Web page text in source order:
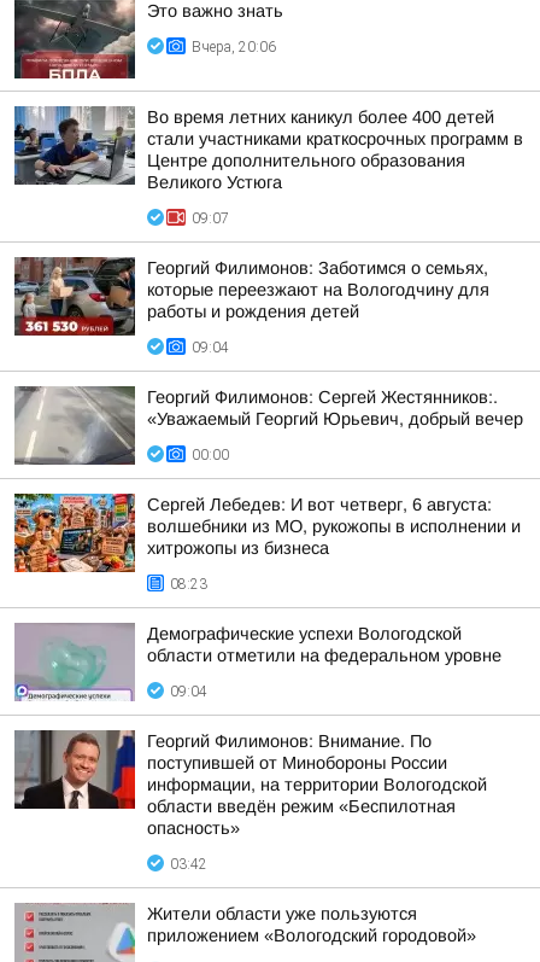
Это важно знать
Вчера, 20:06
Во время летних каникул более 400 детей
стали участниками краткосрочных программ в
Центре дополнительного образования
Великого Устюга
09:07
Георгий Филимонов: Заботимся о семьях,
которые переезжают на Вологодчину для
работы и рождения детей
09:04
Георгий Филимонов: Сергей Жестянников:.
«Уважаемый Георгий Юрьевич, добрый вечер
00:00
Сергей Лебедев: И вот четверг, 6 августа:
волшебники из МО, рукожопы в исполнении и
хитрожопы из бизнеса
08:23
Демографические успехи Вологодской
области отметили на федеральном уровне
09:04
Георгий Филимонов: Внимание. По
поступившей от Минобороны России
информации, на территории Вологодской
области введён режим «Беспилотная
опасность»
03:42
Жители области уже пользуются
приложением «Вологодский городовой»